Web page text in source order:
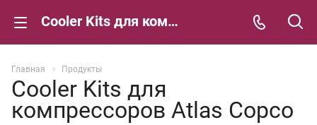
Cooler Kits для компрессоров Atlas Copco
Главная Продукты
Cooler Kits для
компрессоров Atlas Copco